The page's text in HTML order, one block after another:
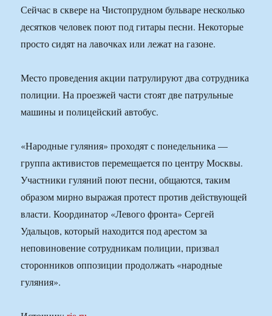
Сейчас в сквере на Чистопрудном бульваре несколько
десятков человек поют под гитары песни. Некоторые
просто сидят на лавочках или лежат на газоне.
Место проведения акции патрулируют два сотрудника
полиции. На проезжей части стоят две патрульные
машины и полицейский автобус.
«Народные гуляния» проходят с понедельника —
группа активистов перемещается по центру Москвы.
Участники гуляний поют песни, общаются, таким
образом мирно выражая протест против действующей
власти. Координатор «Левого фронта» Сергей
Удальцов, который находится под арестом за
неповиновение сотрудникам полиции, призвал
сторонников оппозиции продолжать «народные
гуляния».